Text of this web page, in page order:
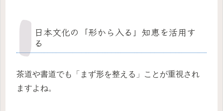
日本文化の「形から入る」知恵を活用す
る
茶道や書道でも「まず形を整える」ことが重視され
ますよね。